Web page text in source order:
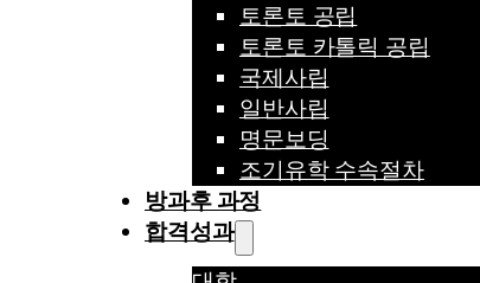
토론토 공립
토론토 카톨릭 공립
국제사립
일반사립
명문보딩
조기유학 수속절차
방과후 과정
합격성과